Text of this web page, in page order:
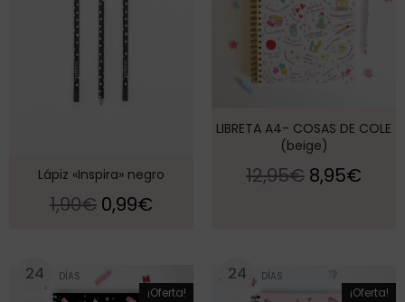
Lápiz «Inspira» negro
1,90€ 0,99€
LIBRETA A4- COSAS DE COLE
(beige)
12,95€ 8,95€
¡Oferta!
24 DÍAS
¡Oferta!
24 DÍAS